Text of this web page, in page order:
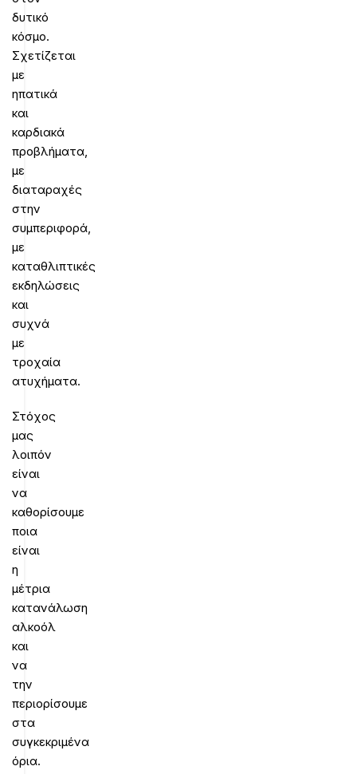
δυτικό
κόσμο.
Σχετίζεται
με
ηπατικά
και
καρδιακά
προβλήματα,
με
διαταραχές
στην
συμπεριφορά,
με
καταθλιπτικές
εκδηλώσεις
και
συχνά
με
τροχαία
ατυχήματα.
Στόχος
μας
λοιπόν
είναι
να
καθορίσουμε
ποια
είναι
η
μέτρια
κατανάλωση
αλκοόλ
και
να
την
περιορίσουμε
στα
συγκεκριμένα
όρια.